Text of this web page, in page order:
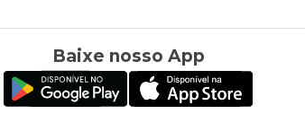
Baixe nosso App